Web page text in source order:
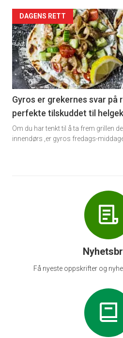
Forsiden
akkurat
nå
-
6
DAGENS RETT
Gyros er grekernes svar på
perfekte tilskuddet til
Om du har tenkt til å ta frem grillen
innendørs ,er gyros fredags-
Få nyeste oppskrifter og